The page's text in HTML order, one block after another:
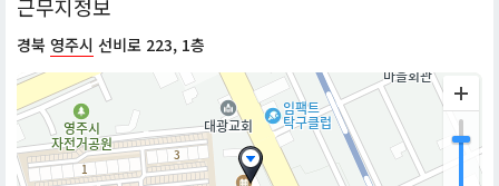
근무지정보
경북 영주시 선비로 223, 1층